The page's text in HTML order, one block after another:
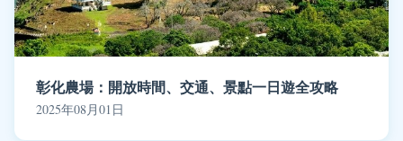
彰化農場：開放時間、交通、景點一日遊全攻略
2025年08月01日